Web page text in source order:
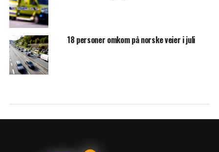
18 personer omkom på norske veier i juli